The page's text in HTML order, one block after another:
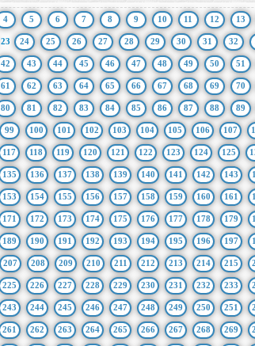
4 5 6 7 8 9 10 11 12 13
23 24 25 26 27 28 29 30 31 32
42 43 44 45 46 47 48 49 50 51
61 62 63 64 65 66 67 68 69 70
80 81 82 83 84 85 86 87 88 89
99 100 101 102 103 104 105 106 107
117 118 119 120 121 122 123 124 125
135 136 137 138 139 140 141 142 143
153 154 155 156 157 158 159 160 161
171 172 173 174 175 176 177 178 179
189 190 191 192 193 194 195 196 197
207 208 209 210 211 212 213 214 215
225 226 227 228 229 230 231 232 233
243 244 245 246 247 248 249 250 251
261 262 263 264 265 266 267 268 269